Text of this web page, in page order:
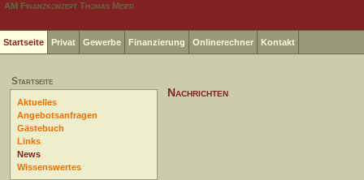
AM Finanzkonzept Thomas Meier
Startseite Privat Gewerbe Finanzierung Onlinerechner Kontakt
Startseite
Aktuelles
Angebotsanfragen
Gästebuch
Links
News
Wissenswertes
Nachrichten